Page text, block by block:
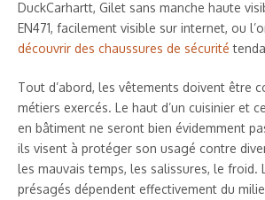
DuckCarhartt, Gilet sans manche haute
EN471, facilement visible sur internet, ou
découvrir des chaussures de sécurité
Tout d’abord, les vêtements doivent être
métiers exercés. Le haut d’un cuisinier et
en bâtiment ne seront bien évidemment
ils visent à protéger son usagé contre
les mauvais temps, les salissures, le froid.
présagés dépendent effectivement du